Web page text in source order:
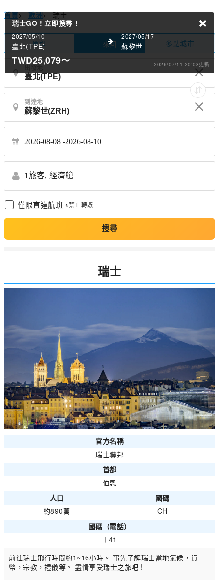
首頁> 歐洲> 瑞士
單程 來回 多點城市
到達地
2026-08-08 2026-08-10
1旅客, 經濟艙
僅限直達航班 ※禁止轉讓
搜尋
瑞士GO ! 立即搜尋！
2027/05/10
臺北(TPE)
2027/05/17
蘇黎世
TWD25,079～ 2026/07/11 20:08更新
瑞士
官方名稱
瑞士聯邦
首都
伯恩
人口
國碼
約890萬
CH
國碼（電話）
＋41
前往瑞士飛行時間約1~16小時。 事先了解瑞士當地氣候，貨
幣，宗教，禮儀等。 盡情享受瑞士之旅吧 !